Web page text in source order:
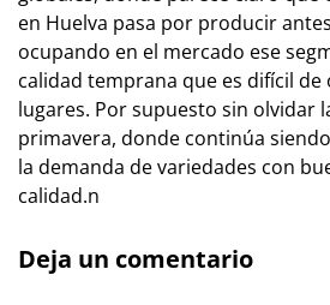
en Huelva pasa por producir
ocupando en el mercado ese
calidad temprana que es difícil
lugares. Por supuesto sin olvidar
primavera, donde continúa
la demanda de variedades con
calidad.n
Deja un comentario